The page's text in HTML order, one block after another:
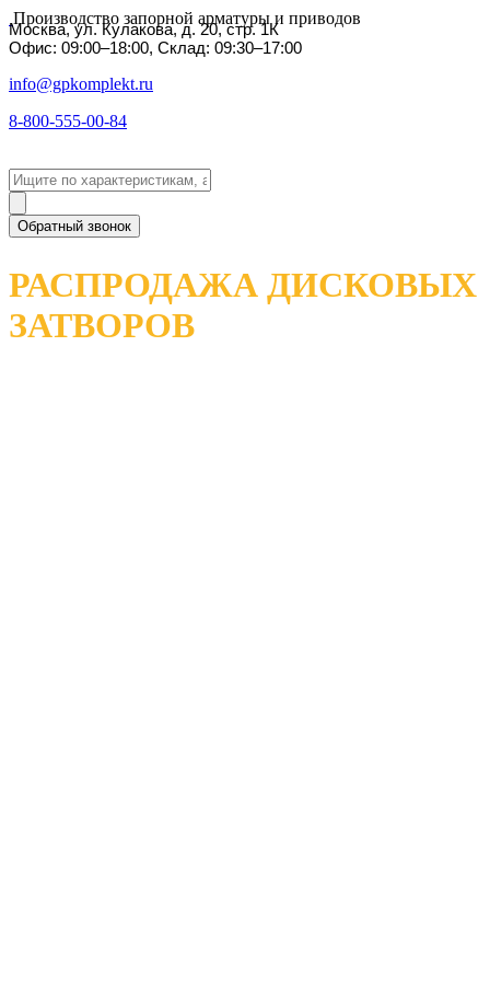
Производство запорной арматуры и приводов
Москва, ул. Кулакова, д. 20, стр. 1К
Офис: 09:00–18:00, Склад: 09:30–17:00
info@gpkomplekt.ru
8-800-555-00-84
Обратный звонок
РАСПРОДАЖА ДИСКОВЫХ
ЗАТВОРОВ